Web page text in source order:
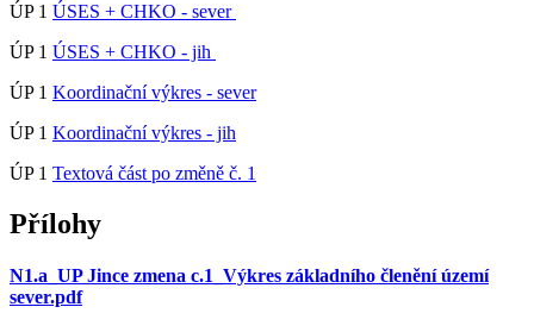
ÚP 1 ÚSES + CHKO - sever
ÚP 1 ÚSES + CHKO - jih
ÚP 1 Koordinační výkres - sever
ÚP 1 Koordinační výkres - jih
ÚP 1 Textová část po změně č. 1
Přílohy
N1.a_UP Jince zmena c.1_Výkres základního členění území
sever.pdf